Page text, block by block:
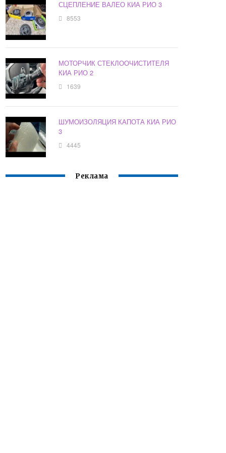
СЦЕПЛЕНИЕ ВАЛЕО КИА РИО 3
8553
МОТОРЧИК СТЕКЛООЧИСТИТЕЛЯ
КИА РИО 2
1639
ШУМОИЗОЛЯЦИЯ КАПОТА КИА РИО
3
4445
Реклама